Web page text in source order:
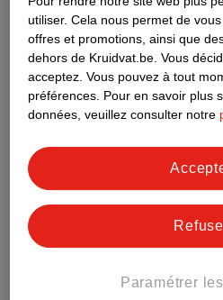
26
utiliser. Cela nous permet de
offres et promotions, ainsi que
dehors de Kruidvat.be. Vous
acceptez. Vous pouvez à tout
préférences. Pour en savoir plus
données, veuillez consulter notre
Paramétrer